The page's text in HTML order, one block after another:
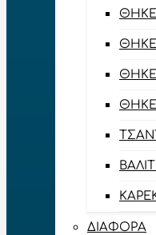
ΔΙΆΦΟΡΑ